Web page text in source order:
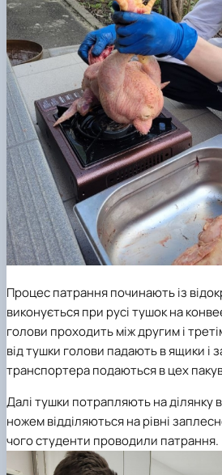
Процес патранняпочинають із
виконується при русі тушок на
голови проходить між другим і
від тушки голови падають в ящики і
транспортера подаються в цех
Далі тушки потрапляють на ділянку
ножем відділяються на рівні
чогостуденти проводили патрання.